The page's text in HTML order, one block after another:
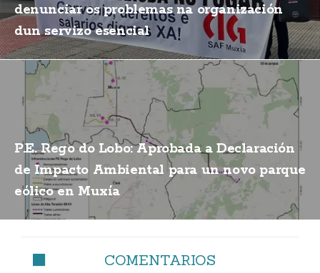
denunciar os problemas na organización
dun servizo esencial
P.E. Rego do Lobo: Aprobada a Declaración
de Impacto Ambiental para un novo parque
eólico en Muxía
COMENTARIOS